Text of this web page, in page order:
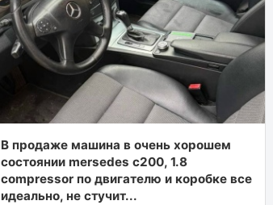
В продаже машина в очень хорошем
состоянии mersedes c200, 1.8
compressor по двигателю и коробке все
идеально, не стучит...